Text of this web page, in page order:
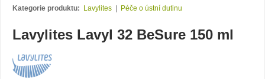
Kategorie produktu: Lavylites | Péče o ústní dutinu
Lavylites Lavyl 32 BeSure 150 ml